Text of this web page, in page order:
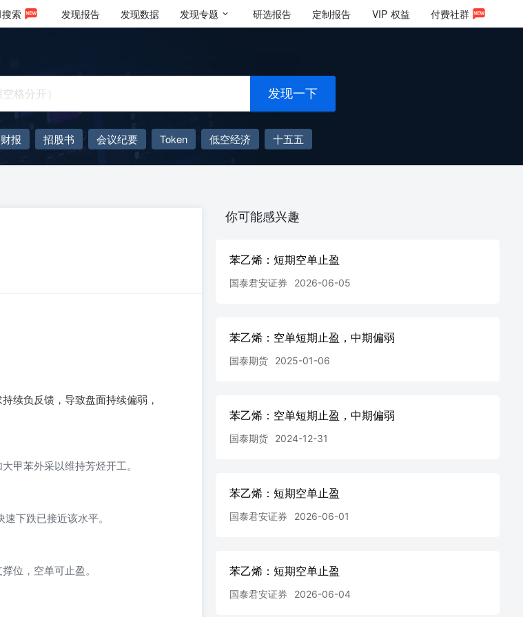
搜索 发现报告 发现数据 发现专题 研选报告 定制报告 VIP 权益 付费社群
发现一下
财报 招股书 会议纪要 Token 低空经济
十五五
AIGC
大模型
续负反馈，导致盘面持续偏弱，
甲苯外采以维持芳烃开工。
下跌已接近该水平。
位，空单可止盈。
你可能感兴趣
苯乙烯：短期空单止盈
国泰君安证券 2026-06-05
苯乙烯：空单短期止盈，中期偏弱
国泰期货 2025-01-06
苯乙烯：空单短期止盈，中期偏弱
国泰期货 2024-12-31
苯乙烯：短期空单止盈
国泰君安证券 2026-06-01
苯乙烯：短期空单止盈
国泰君安证券 2026-06-04